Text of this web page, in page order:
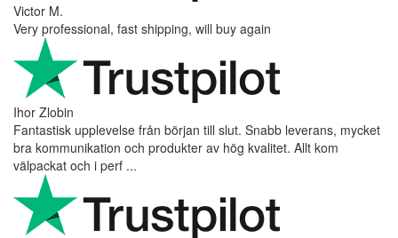
Victor M.
Very professional, fast shipping, will buy again
Ihor Zlobin
Fantastisk upplevelse från början till slut. Snabb leverans, mycket
bra kommunikation och produkter av hög kvalitet. Allt kom
välpackat och i perf ...